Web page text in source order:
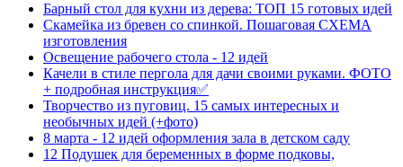
Барный стол для кухни из дерева: ТОП 15 готовых идей
Скамейка из бревен со спинкой. Пошаговая СХЕМА
изготовления
Освещение рабочего стола - 12 идей
Качели в стиле пергола для дачи своими руками. ФОТО
+ подробная инструкция✅
Творчество из пуговиц. 15 самых интересных и
необычных идей (+фото)
8 марта - 12 идей оформления зала в детском саду
12 Подушек для беременных в форме подковы,